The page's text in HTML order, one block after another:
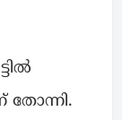
തോന്നി.